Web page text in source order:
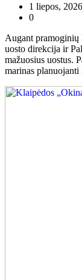
1 liepos, 2026
0
Augant
uosto direkcija ir
mažuosius uostus.
marinas